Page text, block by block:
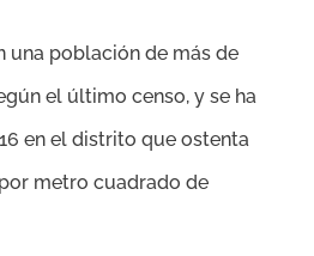
una población de más de
el último censo, y se ha
en el distrito que ostenta
metro cuadrado de